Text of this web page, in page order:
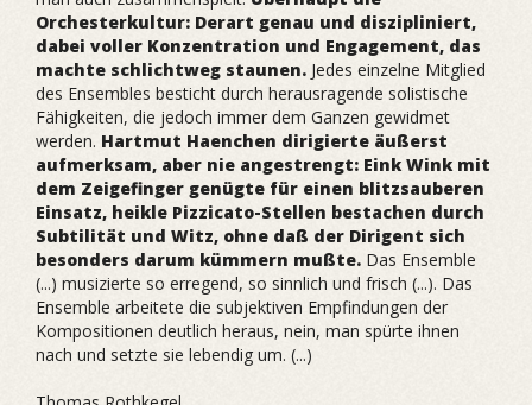
Orchesterkultur: Derart genau und diszipliniert,
dabei voller Konzentration und Engagement, das
machte schlichtweg staunen. Jedes einzelne Mitglied
des Ensembles besticht durch herausragende solistische
Fähigkeiten, die jedoch immer dem Ganzen gewidmet
werden. Hartmut Haenchen dirigierte äußerst
aufmerksam, aber nie angestrengt: Eink Wink mit
dem Zeigefinger genügte für einen blitzsauberen
Einsatz, heikle Pizzicato-Stellen bestachen durch
Subtilität und Witz, ohne daß der Dirigent sich
besonders darum kümmern mußte. Das Ensemble
(...) musizierte so erregend, so sinnlich und frisch (...). Das
Ensemble arbeitete die subjektiven Empfindungen der
Kompositionen deutlich heraus, nein, man spürte ihnen
nach und setzte sie lebendig um. (...)